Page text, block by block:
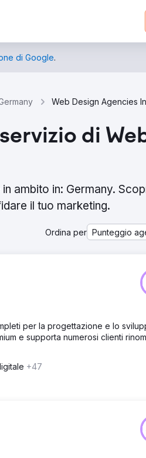
di Google.
di
ambito in: Germany.
il tuo marketing.
Ordina per Punteggio
per la progettazione e lo
e supporta numerosi clienti
+47